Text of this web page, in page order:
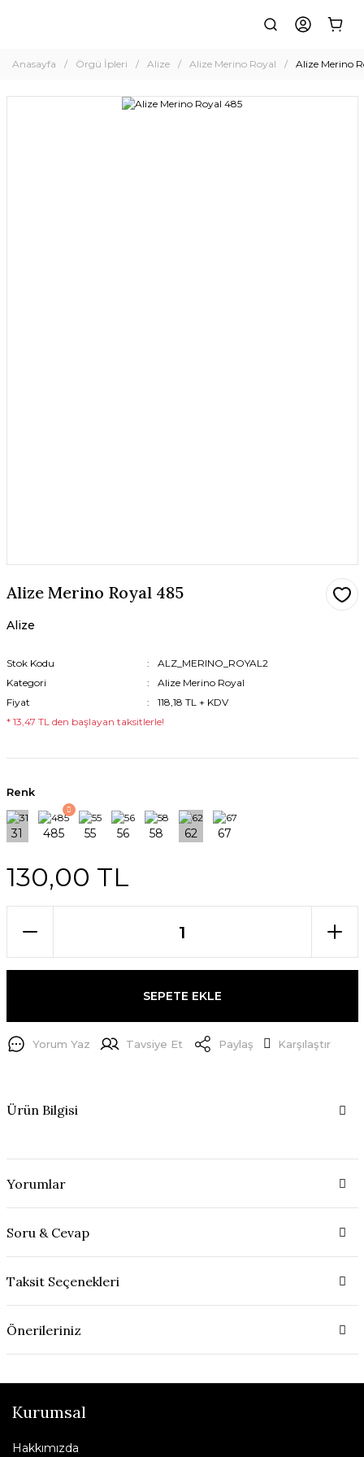
Anasayfa Örgü İpleri Alize Alize Merino Royal Alize Merino
Alize Merino Royal 485
Alize
Stok Kodu
ALZ_MERINO_ROYAL2
Kategori
Alize Merino Royal
Fiyat
118,18 TL + KDV
* 13,47 TL den başlayan taksitlerle!
Renk
130,00 TL
SEPETE EKLE
Yorum Yaz Tavsiye Et Paylaş Karşılaştır
Ürün Bilgisi
Yorumlar
Soru & Cevap
Taksit Seçenekleri
Önerileriniz
Kurumsal
Hakkımızda